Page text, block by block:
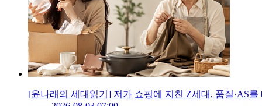
[윤나래의 세대읽기] 저가 쇼핑에 지친 Z세대, 품질·AS를